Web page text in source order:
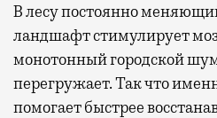
В лесу постоянно
ландшафт стимулирует
монотонный городской
перегружает. Так что
помогает быстрее